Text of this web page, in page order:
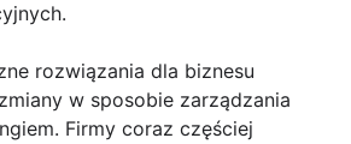
rozwiązania dla biznesu
w sposobie zarządzania
Firmy coraz częściej